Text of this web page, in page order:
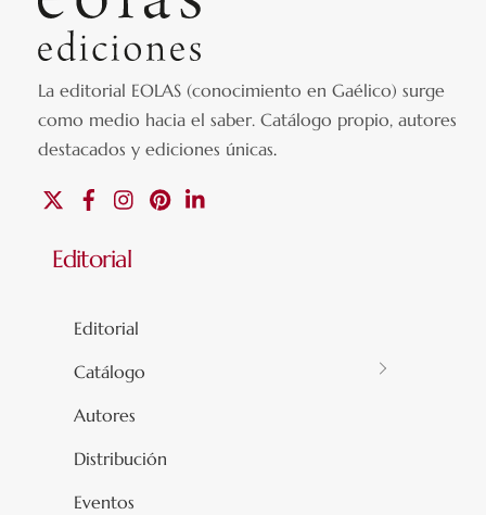
La editorial EOLAS (conocimiento en Gaélico) surge
como medio hacia el saber.Catálogo propio, autores
destacados y ediciones únicas.
FacebookInstagramPinterest
Editorial
Editorial
Catálogo
Autores
Distribución
Eventos